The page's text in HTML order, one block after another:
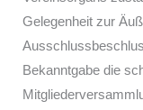
Gelegenheit zur
Bekanntgabe die